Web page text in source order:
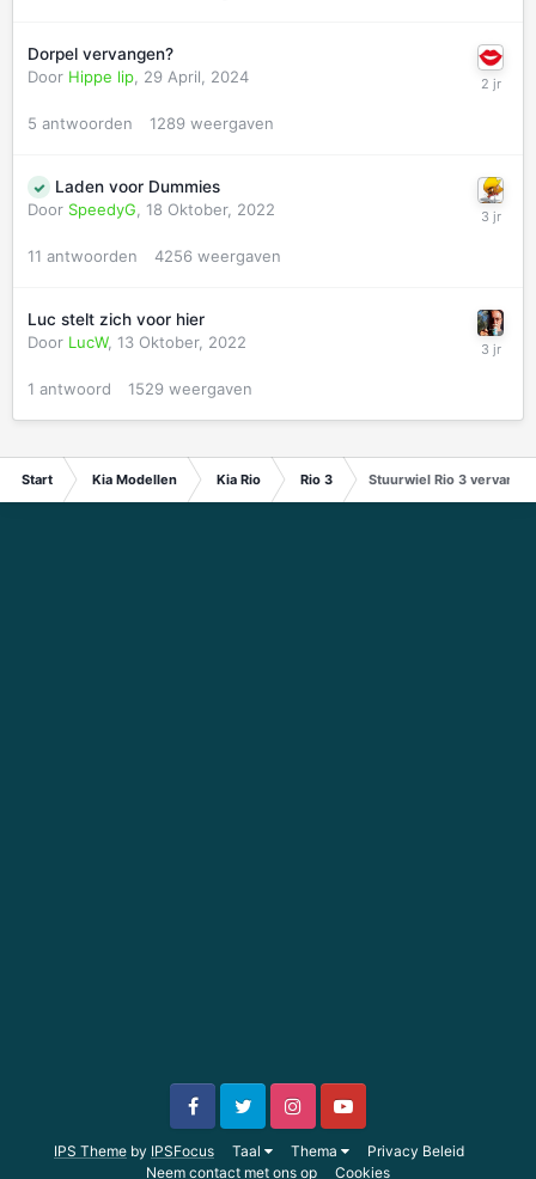
Dorpel vervangen?
Door Hippe lip 29 April, 2024
5 antwoorden 1289 weergaven
Laden voor Dummies
Door SpeedyG, 18 Oktober, 2022
11 antwoorden 4256 weergaven
Luc stelt zich voor hier
Door LucW, 13 Oktober, 2022
1 antwoord 1529 weergaven
Start Kia Modellen Kia Rio Rio 3 Stuurwiel Rio 3
IPS Theme by IPSFocus Taal Thema
Privacy Beleid
Neem contact met ons op
Cookies